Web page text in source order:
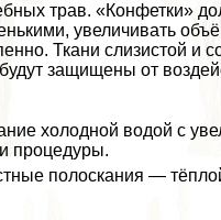
трав. «Конфетки»
увеличивать
Ткани слизистой и
защищены от
холодной водой с
процедуры.
полоскания —